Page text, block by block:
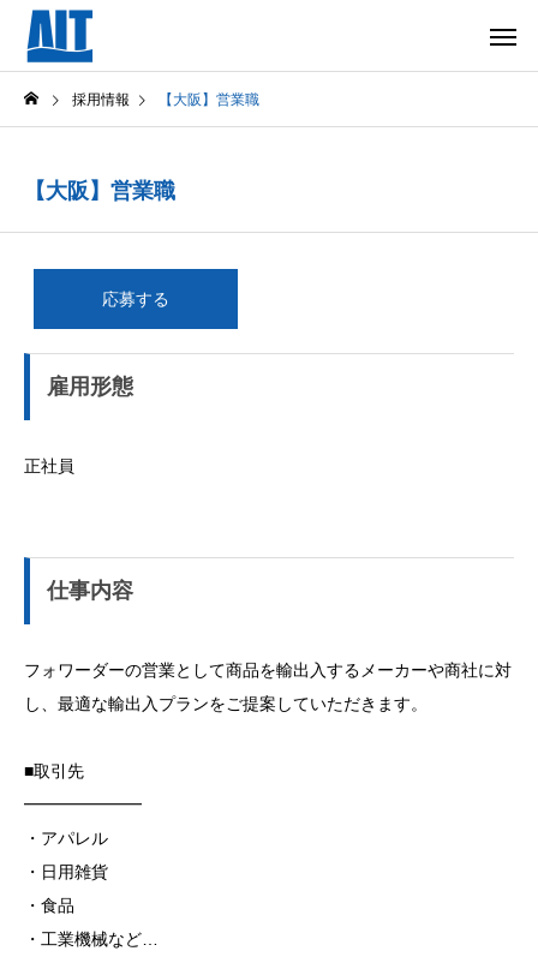
採用情報 【大阪】営業職
【大阪】営業職
応募する
雇用形態
正社員
仕事内容
フォワーダーの営業として商品を輸出入するメーカーや商社に対
し、最適な輸出入プランをご提案していただきます。
■取引先
━━━━━━━
・アパレル
・日用雑貨
・食品
・工業機械など…